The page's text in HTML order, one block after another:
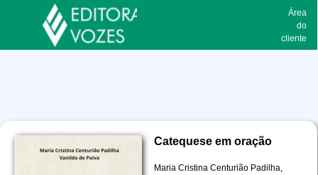
Área
do
cliente
Catequese em oração
Maria Cristina Centurião Padilha,